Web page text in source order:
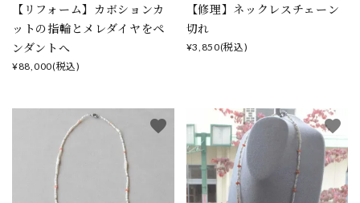
【リフォーム】カボションカ
ットの指輪とメレダイヤをペ
ンダントへ
¥88,000(税込)
【修理】ネックレスチェーン
切れ
¥3,850(税込)
favorite favorite